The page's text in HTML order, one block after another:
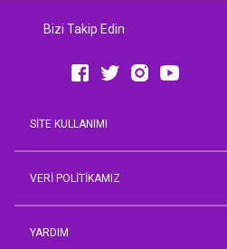
Bizi Takip Edin
SİTE KULLANIMI
AVM Rehberi
VERİ POLİTİKAMIZ
Çalışan Aydınlatma Metni
YARDIM